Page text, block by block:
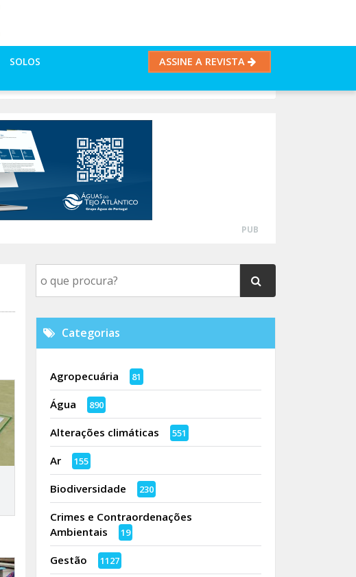
SOLOS
ASSINE A REVISTA
PUB
Categorias
Agropecuária 81
Água 890
Alterações climáticas 551
Ar 155
Biodiversidade 230
Crimes e Contraordenações
Ambientais
19
Gestão 1127